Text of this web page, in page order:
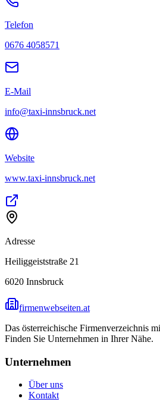
Telefon
0676 4058571
E-Mail
info@taxi-innsbruck.net
Website
www.taxi-innsbruck.net
Adresse
Heiliggeiststraße 21
6020 Innsbruck
firmenwebseiten.at
Das österreichische Firmenverzeichnis
Finden Sie Unternehmen in Ihrer Nähe.
Unternehmen
Über uns
Kontakt